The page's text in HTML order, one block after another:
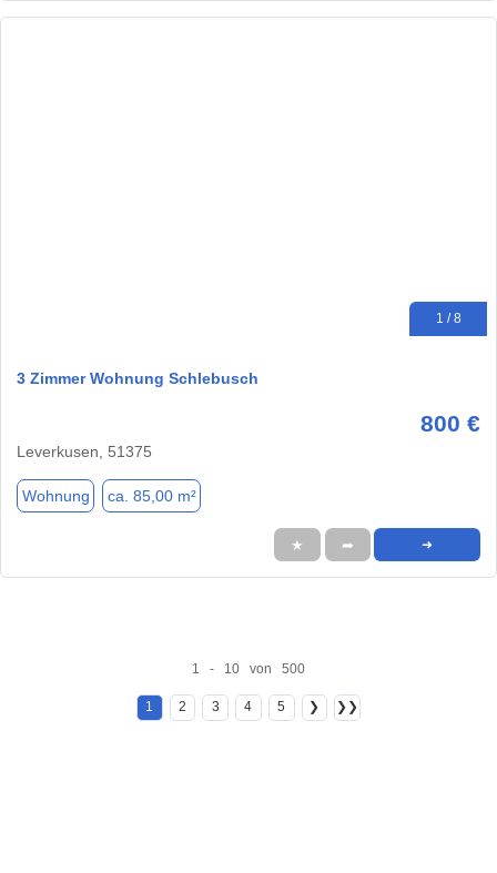
1 / 8
3 Zimmer Wohnung Schlebusch
800 €
Leverkusen, 51375
Wohnung ca. 85,00 m²
★ ➦ ➜
1 - 10 von 500
1 2 3 4 5 ❯ ❯❯